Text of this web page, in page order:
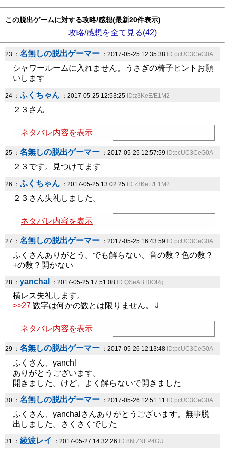
この脱出ゲームに対する攻略/感想(最新20件表示)
攻略/感想を全て見る(42)
23 ： 名無しの脱出ゲーマー ：2017-05-25 12:35:38 ID:pcUC3CeG0A
シャワールームに入れません。うさぎの椅子ヒントお願
いします
24 ： ふくちゃん ：2017-05-25 12:53:25 ID:z3KeE/E1M2
２３さん
ネタバレ内容を表示
25 ： 名無しの脱出ゲーマー ：2017-05-25 12:57:59 ID:pcUC3CeG0A
２３です。見つけてます
26 ： ふくちゃん ：2017-05-25 13:02:25 ID:z3KeE/E1M2
２３さん失礼しました。
ネタバレ内容を表示
27 ： 名無しの脱出ゲーマー ：2017-05-25 16:43:59 ID:pcUC3CeG0A
ふくさんありがとう。でも解らない、音の数？色の数？
+の数？開かない
28 ： yanchal ：2017-05-25 17:51:08 ID:QSeABT0ORg
横レス失礼します。
>>27 数字は何かの数とは限りません。⇓
ネタバレ内容を表示
29 ： 名無しの脱出ゲーマー ：2017-05-26 12:13:48 ID:pcUC3CeG0A
ふくさん、yanchl
ありがとうございます。
開きました。けど、よく解らないで開きました
30 ： 名無しの脱出ゲーマー ：2017-05-26 12:51:11 ID:pcUC3CeG0A
ふくさん、yanchalさんありがとうございます。無事脱
出しました。さくさくでした
31 ： 綾波レイ ：2017-05-27 14:32:26 ID:8NtZNLP4GU